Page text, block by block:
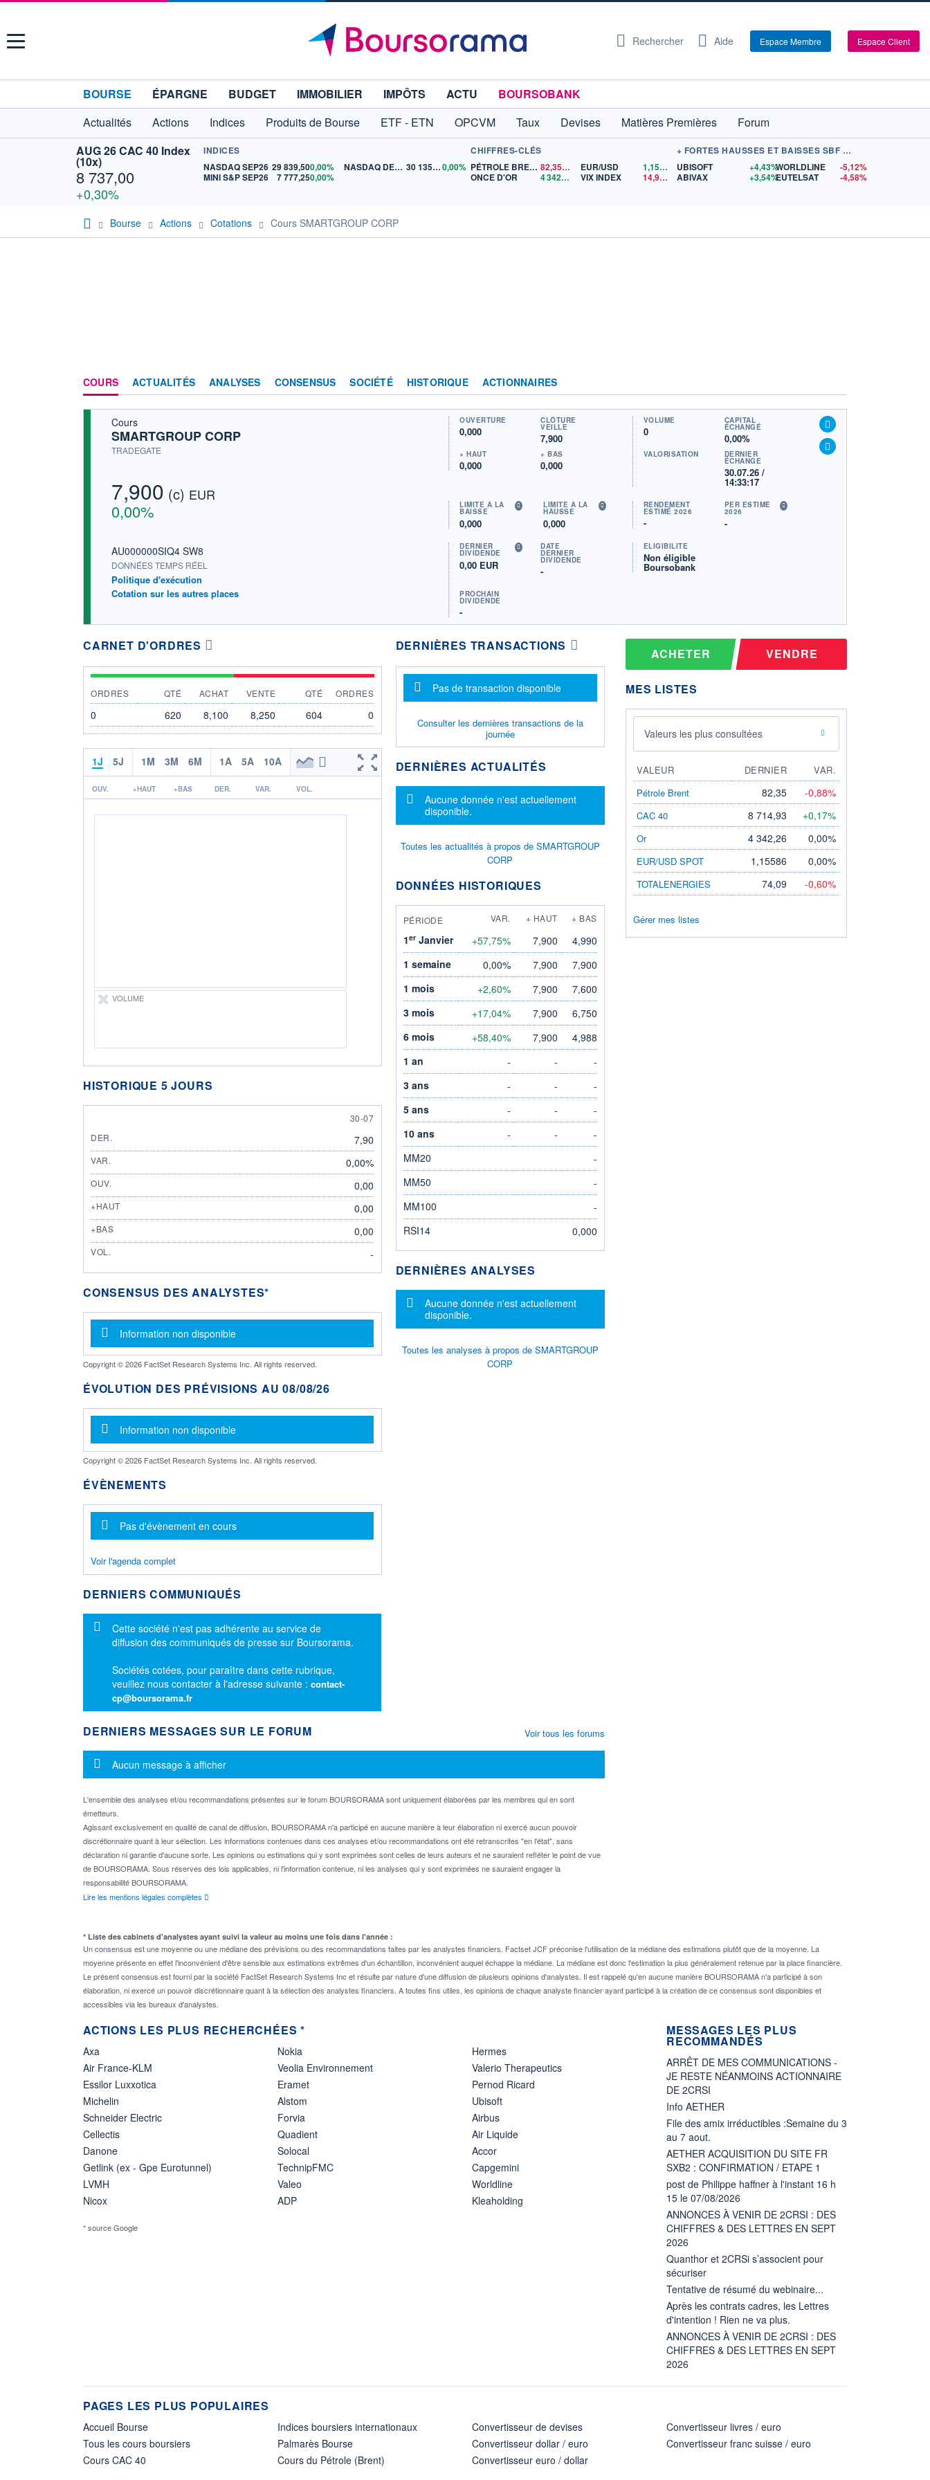
Menu Rechercher Aide Espace Membre Espace Client
BOURSE ÉPARGNE BUDGET IMMOBILIER IMPÔTS ACTU
BOURSOBANK
Actualités
Actions Indices Produits de Bourse ETF - ETN OPCVM Taux Devises Matières Premières
Forum
AUG 26 CAC 40 Index
(10x)
8 737,00
+0,30%
INDICES
NASDAQ SEP26 29 839,500,00%
MINI S&P SEP26
7 777,250,00%
NASDAQ DEC26 30 135,000,00%
CHIFFRES-CLÉS
PÉTROLE BRENT
82,35
$US
ONCE D'OR
4 342,26 $US
EUR/USD 1,1559
$US
VIX INDEX
14,90$US
+ FORTES HAUSSES ET BAISSES SBF 120
UBISOFT
+4,43%
ABIVAX
+3,54%
WORLDLINE
-5,12%
EUTELSAT
-4,58%
Bourse Actions Cotations Cours SMARTGROUP CORP
COURS ACTUALITÉS ANALYSES CONSENSUS SOCIÉTÉ HISTORIQUE ACTIONNAIRES
Cours
SMARTGROUP CORP
TRADEGATE
7,900 (c) EUR
0,00%
AU000000SIQ4 SW8
DONNÉES TEMPS RÉEL
Politique d'exécution
Cotation sur les autres places
OUVERTURE
0,000
CLÔTURE
VEILLE
7,900
+ HAUT
0,000
+ BAS
0,000
VOLUME
0
CAPITAL
ÉCHANGÉ
0,00%
VALORISATION DERNIER
ÉCHANGE
30.07.26 /
14:33:17
LIMITE À LA
BAISSE
0,000
LIMITE À LA
HAUSSE
0,000
RENDEMENT
ESTIMÉ 2026
-
PER ESTIMÉ
2026
-
DERNIER
DIVIDENDE
0,00 EUR
DATE
DERNIER
DIVIDENDE
-
PROCHAIN
DIVIDENDE
-
ÉLIGIBILITÉ
Non éligible
Boursobank
CARNET D'ORDRES
ORDRES QTÉ ACHAT VENTE QTÉ ORDRES
0 620 8,100 8,250 604 0
1J 5J 1M 3M 6M 1A 5A 10A
OUV. +HAUT +BAS DER. VAR. VOL.
VOLUME
HISTORIQUE 5 JOURS
30 JULY
30-07
DER.
7,90
VAR. 0,00%
OUV. 0,00
+HAUT 0,00
+BAS 0,00
VOL. -
CONSENSUS DES ANALYSTES*
Message d'information
Information non disponible
Copyright © 2026 FactSet Research Systems Inc. All rights reserved.
ÉVOLUTION DES PRÉVISIONS AU 08/08/26
Message d'information
Information non disponible
Copyright © 2026 FactSet Research Systems Inc. All rights reserved.
ÉVÈNEMENTS
Message d'information
Pas d'évènement en cours
Voir l'agenda complet
DERNIERS COMMUNIQUÉS
Message d'information
Cette société n'est pas adhérente au service de
diffusion des communiqués de presse sur Boursorama.
Sociétés cotées, pour paraître dans cette rubrique,
veuillez nous contacter à l'adresse suivante : contact-
cp@boursorama.fr
DERNIÈRES TRANSACTIONS
Message d'information
Pas de transaction disponible
Consulter les dernières transactions de la
journée
DERNIÈRES ACTUALITÉS
Message d'information
Aucune donnée n'est actuellement
disponible.
Toutes les actualités à propos de SMARTGROUP
CORP
DONNÉES HISTORIQUES
PÉRIODE VAR. + HAUT + BAS
1erJanvier +57,75% 7,900
4,990
1 semaine
0,00% 7,900
7,900
1 mois
+2,60% 7,900
7,600
3 mois
+17,04% 7,900
6,750
6 mois
+58,40% 7,900
4,988
1 an
- -
-
3 ans
- -
-
5 ans
- -
-
10 ans
- -
-
MM20
-
MM50
-
MM100
-
RSI14
0,000
DERNIÈRES ANALYSES
Message d'information
Aucune donnée n'est actuellement
disponible.
Toutes les analyses à propos de SMARTGROUP
CORP
DERNIERS MESSAGES SUR LE FORUM
Message d'information
Aucun message à afficher
L'ensemble des analyses et/ou recommandations présentes sur le forum BOURSORAMA sont uniquement élaborées par les membres qui en sont
émetteurs.
Agissant exclusivement en qualité de canal de diffusion, BOURSORAMA n'a participé en aucune manière à leur élaboration ni exercé aucun pouvoir
discrétionnaire quant à leur sélection. Les informations contenues dans ces analyses et/ou recommandations ont été retranscrites "en l'état", sans
déclaration ni garantie d'aucune sorte. Les opinions ou estimations qui y sont exprimées sont celles de leurs auteurs et ne sauraient refléter le point de vue
de BOURSORAMA. Sous réserves des lois applicables, ni l'information contenue, ni les analyses qui y sont exprimées ne sauraient engager la
responsabilité BOURSORAMA.
Lire les mentions légales complètes
Voir tous les forums
ACHETER VENDRE
MES LISTES
Valeurs les plus consultées
VALEUR DERNIER
VAR.
Pétrole Brent
82,35 -0,88%
CAC 40 8 714,93 +0,17%
Or 4 342,26 0,00%
EUR/USD SPOT 1,15586 0,00%
TOTALENERGIES 74,09 -0,60%
Gérer mes listes
* Liste des cabinets d'analystes ayant suivi la valeur au moins une fois dans l'année :
Un consensus est une moyenne ou une médiane des prévisions ou des recommandations faites par les analystes financiers. Factset JCF préconise l'utilisation de la médiane des estimations plutôt que de la moyenne. La
moyenne présente en effet l'inconvénient d'être sensible aux estimations extrêmes d'un échantillon, inconvénient auquel échappe la médiane. La médiane est donc l'estimation la plus généralement retenue par la place financière.
Le présent consensus est fourni par la société FactSet Research Systems Inc et résulte par nature d'une diffusion de plusieurs opinions d'analystes. Il est rappelé qu'en aucune manière BOURSORAMA n'a participé à son
élaboration, ni exercé un pouvoir discrétionnaire quant à la sélection des analystes financiers. A toutes fins utiles, les opinions de chaque analyste financier ayant participé à la création de ce consensus sont disponibles et
accessibles via les bureaux d'analystes.
ACTIONS LES PLUS RECHERCHÉES *
Axa
Air France-KLM
Essilor Luxxotica
Michelin
Schneider Electric
Cellectis
Danone
Getlink (ex - Gpe Eurotunnel)
LVMH
Nicox
Nokia
Veolia Environnement
Eramet
Alstom
Forvia
Quadient
Solocal
TechnipFMC
Valeo
ADP
Hermes
Valerio Therapeutics
Pernod Ricard
Ubisoft
Airbus
Air Liquide
Accor
Capgemini
Worldline
Kleaholding
* source Google
MESSAGES LES PLUS
RECOMMANDÉS
ARRÊT DE MES COMMUNICATIONS -
JE RESTE NÉANMOINS ACTIONNAIRE
DE 2CRSI
Info AETHER
File des amix irréductibles :Semaine du 3
au 7 aout.
AETHER ACQUISITION DU SITE FR
SXB2 : CONFIRMATION / ETAPE 1
post de Philippe haffner à l'instant 16 h
15 le 07/08/2026
ANNONCES À VENIR DE 2CRSI : DES
CHIFFRES & DES LETTRES EN SEPT
2026
Quanthor et 2CRSi s’associent pour
sécuriser
Tentative de résumé du webinaire...
Après les contrats cadres, les Lettres
d'intention ! Rien ne va plus.
ANNONCES À VENIR DE 2CRSI : DES
CHIFFRES & DES LETTRES EN SEPT
2026
PAGES LES PLUS POPULAIRES
Accueil Bourse
Tous les cours boursiers
Cours CAC 40
Indices boursiers internationaux
Palmarès Bourse
Cours du Pétrole (Brent)
Convertisseur de devises
Convertisseur dollar / euro
Convertisseur euro / dollar
Convertisseur livres / euro
Convertisseur franc suisse / euro